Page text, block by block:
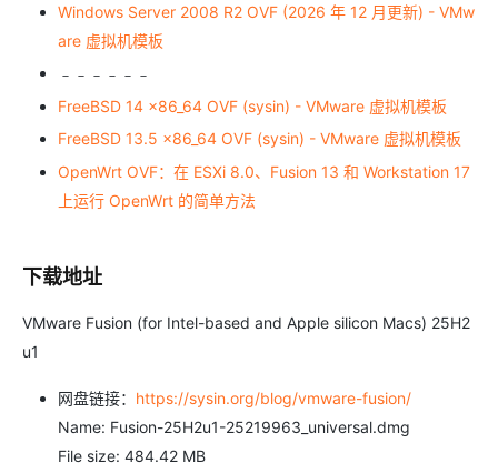
Windows Server 2008 R2 OVF (2026 年 12 月更新) - VMw
are 虚拟机模板
﹣﹣﹣﹣﹣﹣
FreeBSD 14 x86_64 OVF (sysin) - VMware 虚拟机模板
FreeBSD 13.5 x86_64 OVF (sysin) - VMware 虚拟机模板
OpenWrt OVF：在 ESXi 8.0、Fusion 13 和 Workstation 17
上运行 OpenWrt 的简单方法
下载地址
VMware Fusion (for Intel-based and Apple silicon Macs) 25H2
u1
网盘链接： https://sysin.org/blog/vmware-fusion/
Name: Fusion-25H2u1-25219963_universal.dmg
File size: 484.42 MB